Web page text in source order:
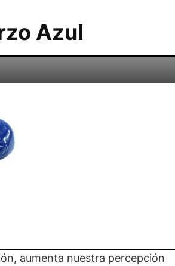
Azul
aumenta nuestra percepción